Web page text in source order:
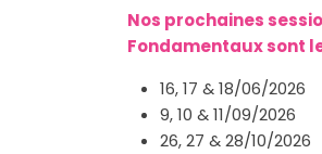
Nos prochaines
Fondamentaux sont
16, 17 & 18/06/2026
9, 10 & 11/09/2026
26, 27 & 28/10/2026